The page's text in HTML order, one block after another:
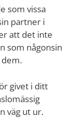
som vissa
partner i
att det inte
som någonsin
givet i ditt
väg ut ur.